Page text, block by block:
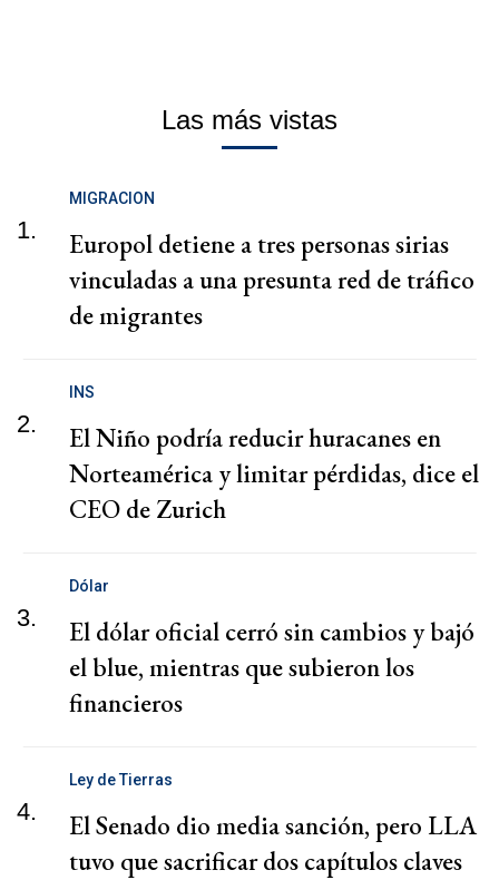
Las más vistas
1.
MIGRACION
Europol detiene a tres personas sirias
vinculadas a una presunta red de tráfico
de migrantes
2.
INS
El Niño podría reducir huracanes en
Norteamérica y limitar pérdidas, dice el
CEO de Zurich
3.
Dólar
El dólar oficial cerró sin cambios y bajó
el blue, mientras que subieron los
financieros
4.
Ley de Tierras
El Senado dio media sanción, pero LLA
tuvo que sacrificar dos capítulos claves